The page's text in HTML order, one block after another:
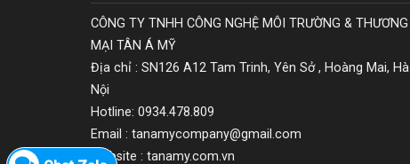
CÔNG TY TNHH CÔNG NGHỆ MÔI TRƯỜNG & THƯƠNG
MẠI TÂN Á MỸ
Địa chỉ : SN126 A12 Tam Trinh, Yên Sở , Hoàng Mai, Hà
Nội
Hotline: 0934.478.809
Email : tanamycompany@gmail.com
Website : tanamy.com.vn